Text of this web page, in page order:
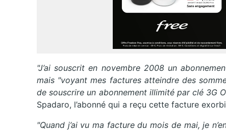
"J’ai souscrit en novembre 2008 un
mais "voyant mes factures atteindre des
de souscrire un abonnement illimité par clé 3G
Spadaro, l’abonné qui a reçu cette facture
"Quand j’ai vu ma facture du mois de mai, je